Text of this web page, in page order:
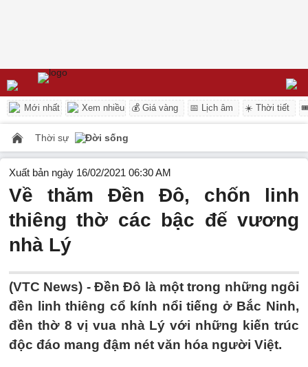
Mới nhất Xem nhiều 💰 Giá vàng 📅 Lịch âm ☀️ Thời tiết
Thời sự Đời sống
Xuất bản ngày 16/02/2021 06:30 AM
Về thăm Đền Đô, chốn linh
thiêng thờ các bậc đế vương
nhà Lý
(VTC News) - Đền Đô là một trong những ngôi
đền linh thiêng cổ kính nổi tiếng ở Bắc Ninh,
đền thờ 8 vị vua nhà Lý với những kiến trúc
độc đáo mang đậm nét văn hóa người Việt.